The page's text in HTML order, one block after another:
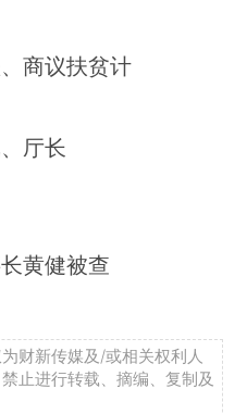
商议扶贫计
厅长
黄健被查
财新传媒及/或相关权利人
止进行转载、摘编、复制及